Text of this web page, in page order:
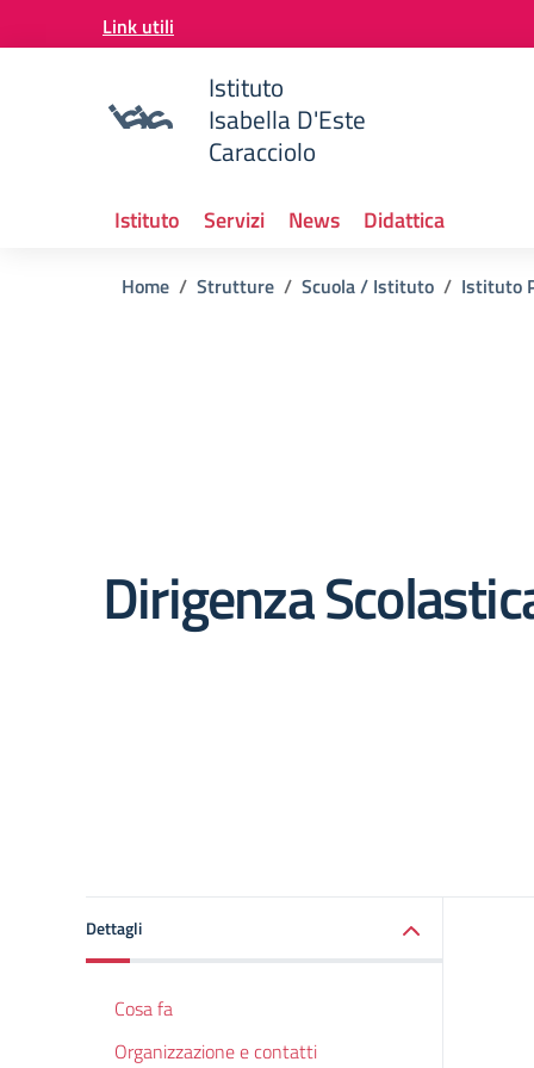
Vai ai contenuti
Vai al menu di navigazione
Link utili
Istituto
Isabella D'Este
Caracciolo
Istituto Servizi News Didattica
Home Strutture Scuola / Istituto Istituto
Dirigenza
Dettagli
Cosa fa
Organizzazione e contatti